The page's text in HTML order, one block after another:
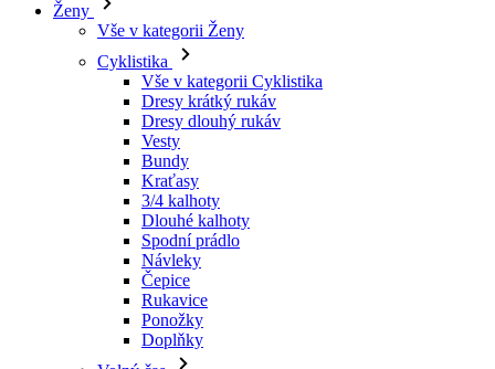
Dresy dlouhý rukáv
Vesty
Bundy
Kraťasy
3/4 kalhoty
Dlouhé kalhoty
Spodní prádlo
Návleky
Čepice
Rukavice
Ponožky
Doplňky
Volný čas
Vše v kategorii Volný čas
Trička
Mikiny
Čepice